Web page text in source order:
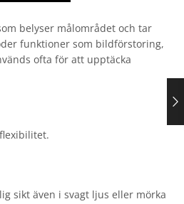
belyser målområdet och tar
funktioner som bildförstoring,
ofta för att upptäcka
sikt även i svagt ljus eller mörka